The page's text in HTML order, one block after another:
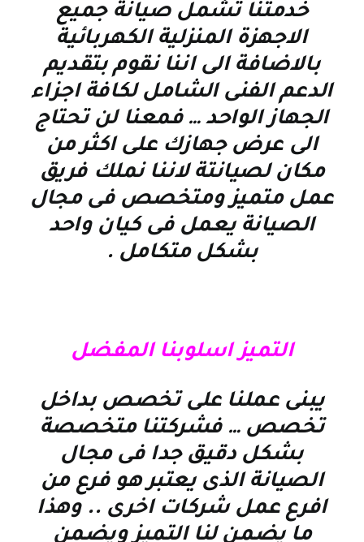
خدمتنا تشمل صيانة جميع
الاجهزة المنزلية الكهربائية
بالاضافة الى اننا نقوم بتقديم
الدعم الفنى الشامل لكافة اجزاء
الجهاز الواحد … فمعنا لن تحتاج
الى عرض جهازك على اكثر من
مكان لصيانتة لاننا نملك فريق
عمل متميز ومتخصص فى مجال
الصيانة يعمل فى كيان واحد
بشكل متكامل .
التميز اسلوبنا المفضل
يبنى عملنا على تخصص بداخل
تخصص … فشركتنا متخصصة
بشكل دقيق جدا فى مجال
الصيانة الذى يعتبر هو فرع من
افرع عمل شركات اخرى .. وهذا
ما يضمن لنا التميز ويضمن